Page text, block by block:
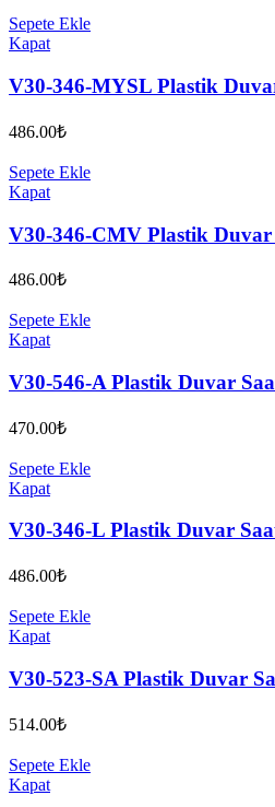
Sepete Ekle
Kapat
V30-346-MYSL Plastik
486.00₺
Sepete Ekle
Kapat
V30-346-CMV Plastik Duvar
486.00₺
Sepete Ekle
Kapat
V30-546-A Plastik Duvar
470.00₺
Sepete Ekle
Kapat
V30-346-L Plastik Duvar
486.00₺
Sepete Ekle
Kapat
V30-523-SA Plastik Duvar
514.00₺
Sepete Ekle
Kapat